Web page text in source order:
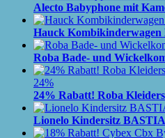
Alecto Babyphone mit
Hauck Kombikinderwagen
Roba Bade- und
24%
24% Rabatt! Roba
Lionelo Kindersitz